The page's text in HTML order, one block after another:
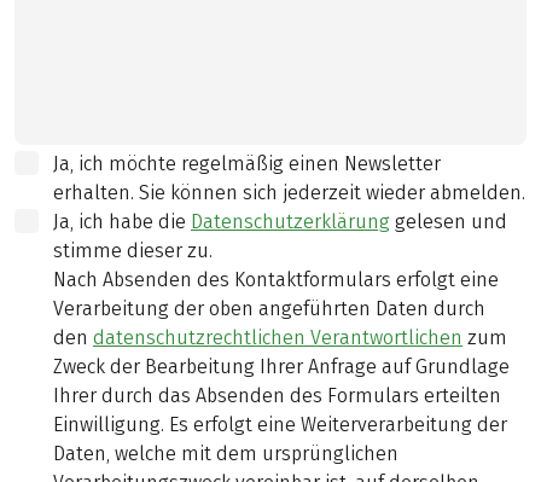
Ja, ich möchte regelmäßig einen Newsletter
erhalten. Sie können sich jederzeit wieder abmelden.
Ja, ich habe die Datenschutzerklärung gelesen und
stimme dieser zu.
Nach Absenden des Kontaktformulars erfolgt eine
Verarbeitung der oben angeführten Daten durch
den datenschutzrechtlichen Verantwortlichen zum
Zweck der Bearbeitung Ihrer Anfrage auf Grundlage
Ihrer durch das Absenden des Formulars erteilten
Einwilligung. Es erfolgt eine Weiterverarbeitung der
Daten, welche mit dem ursprünglichen